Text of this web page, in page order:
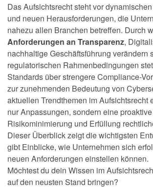
Das Aufsichtsrecht steht vor
und neuen Herausforderungen, die
nahezu allen Branchen betreffen. Durch
Anforderungen an Transparenz,
nachhaltige Geschäftsführung verändern
regulatorischen Rahmenbedingungen
Standards über strengere Compliance-
zur zunehmenden Bedeutung von
aktuellen Trendthemen im Aufsichtsrecht
nur Anpassungen, sondern eine
Risikominimierung und Erfüllung
Dieser Überblick zeigt die wichtigsten
gibt Einblicke, wie Unternehmen sich
neuen Anforderungen einstellen können.
Möchtest du dein Wissen im
auf den neusten Stand bringen?